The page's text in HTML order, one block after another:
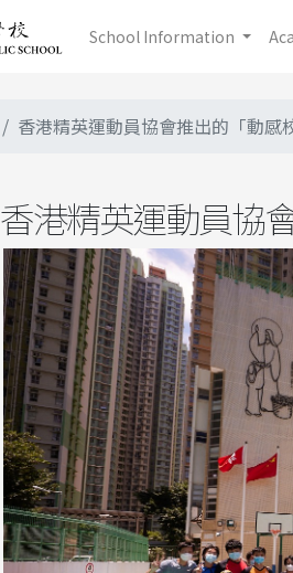
School Information
香港精英運動員協會推出的「動感
香港精英運動員協